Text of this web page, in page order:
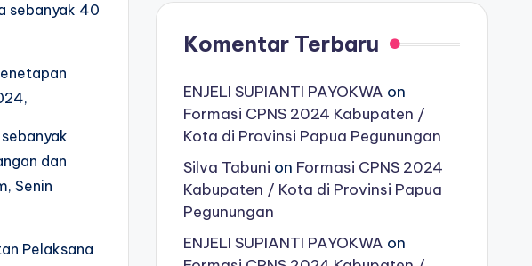
sebanyak 40
dan
Senin
Pelaksana
Komentar Terbaru
ENJELI SUPIANTI PAYOKWA on
Formasi CPNS 2024 Kabupaten /
Kota di Provinsi Papua Pegunungan
Silva Tabuni on Formasi CPNS 2024
Kabupaten / Kota di Provinsi Papua
Pegunungan
ENJELI SUPIANTI PAYOKWA on